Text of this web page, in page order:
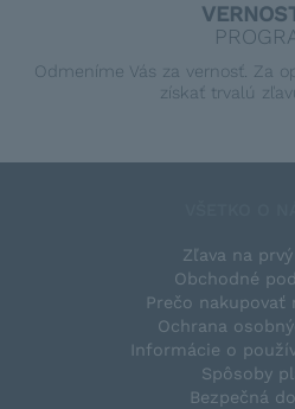
Odmeníme Vás za vernosť. Za
získať trvalú
Zľava na
Obchodné
Prečo nakupovať
Ochrana
Informácie o
Spôsoby
Bezpečná